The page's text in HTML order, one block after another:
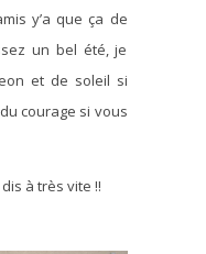
y’a que ça de
un bel été, je
et de soleil si
courage si vous
à très vite !!